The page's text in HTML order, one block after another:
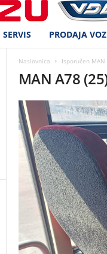
SERVIS PRODAJA
Naslovnica Isporučen
MAN A78